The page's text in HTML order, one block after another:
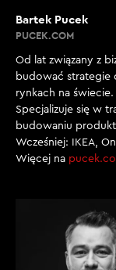
Bartek Pucek
PUCEK.COM
Od lat związany z
budować strategie
rynkach na
Specjalizuje się w
budowaniu
Wcześniej: IKEA,
Więcej na